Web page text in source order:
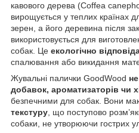
кавового дерева (Coffea
вирощується у теплих країнах
зерен, а його деревина після
використовується для
собак. Це екологічно
спалювання або викидання
Жувальні палички GoodWood
добавок, ароматизаторів чи
безпечними для собак. Вони
текстуру, що поступово
собаки, не утворюючи гострих